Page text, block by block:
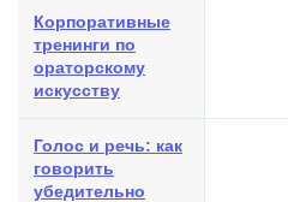
Корпоративные
тренинги по
ораторскому
искусству
Голос и речь: как
говорить
убедительно